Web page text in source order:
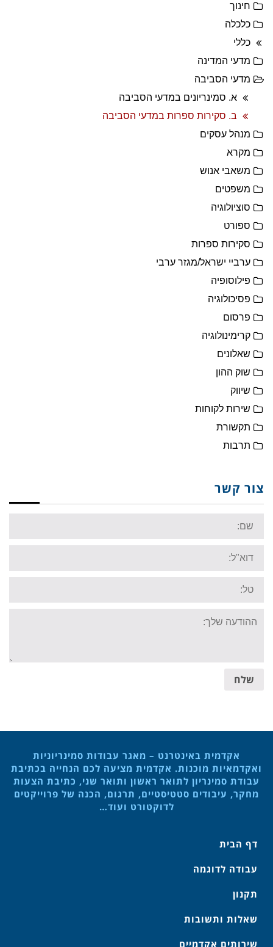
חינוך
כלכלה
כללי
מדעי המדינה
מדעי הסביבה
א. סמינריונים במדעי הסביבה
ב. סקירות ספרות במדעי הסביבה
מנהל עסקים
מקרא
משאבי אנוש
משפטים
סוציולוגיה
ספורט
סקירות ספרות
ערביי ישראל/מגזר ערבי
פילוסופיה
פסיכולוגיה
פרסום
קרימינולוגיה
שאלונים
שוק ההון
שיווק
שירות לקוחות
תקשורת
תרבות
צור קשר
Name:
Email:
Tel:
Your
message:
שלח
אקדמית באינטרנט – מאגר עבודות סמינריוניות
ואקדמאיות מוכנות. אקדמית מציעה לכם הנחייה בכתיבת
עבודת סמינריון לתואר ראשון ותואר שני, כתיבת הצעות
מחקר, עיבודים סטטיסטיים, תרגום, הכנה של פרוייקטים
לדוקטורט ועוד…
דף הבית
עבודה לדוגמה
תקנון
שאלות ותשובות
שירותים אקדמיים